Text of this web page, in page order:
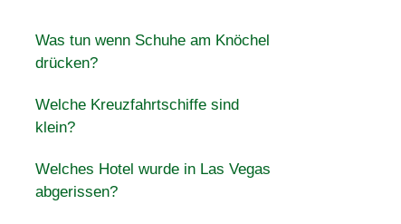
Was tun wenn Schuhe am Knöchel
drücken?
Welche Kreuzfahrtschiffe sind
klein?
Welches Hotel wurde in Las Vegas
abgerissen?